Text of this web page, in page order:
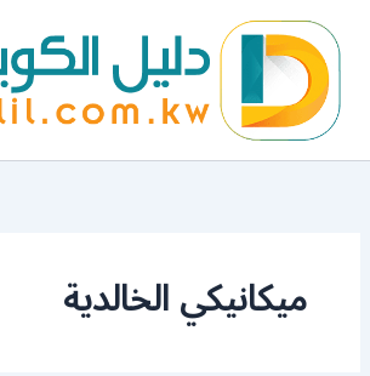
المحتوى
ميكانيكي الخالدية